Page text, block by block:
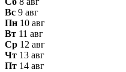
Вс 9 авг
Пн 10 авг
Вт 11 авг
Ср 12 авг
Чт 13 авг
Пт 14 авг